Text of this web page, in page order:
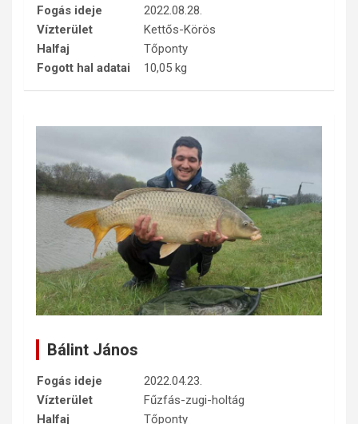
Fogás ideje
2022.08.28.
Vízterület
Kettős-Körös
Halfaj
Tőponty
Fogott hal adatai
10,05 kg
Bálint János
Fogás ideje
2022.04.23.
Vízterület
Fűzfás-zugi-holtág
Halfaj
Tőponty